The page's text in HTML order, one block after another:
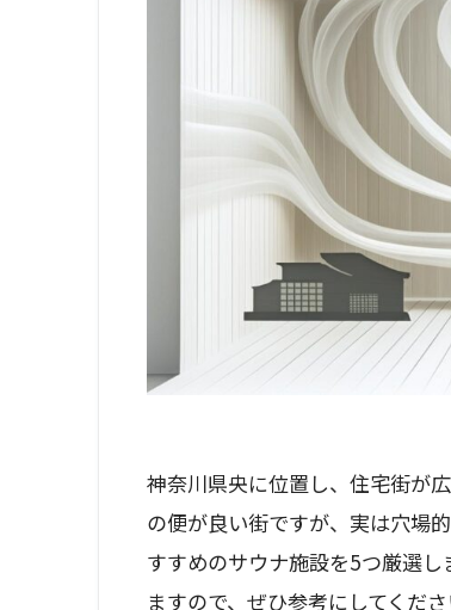
神奈川県央に位置し、住宅街が
の便が良い街ですが、実は穴場
すすめのサウナ施設を5つ厳選
ますので、ぜひ参考にしてくださ